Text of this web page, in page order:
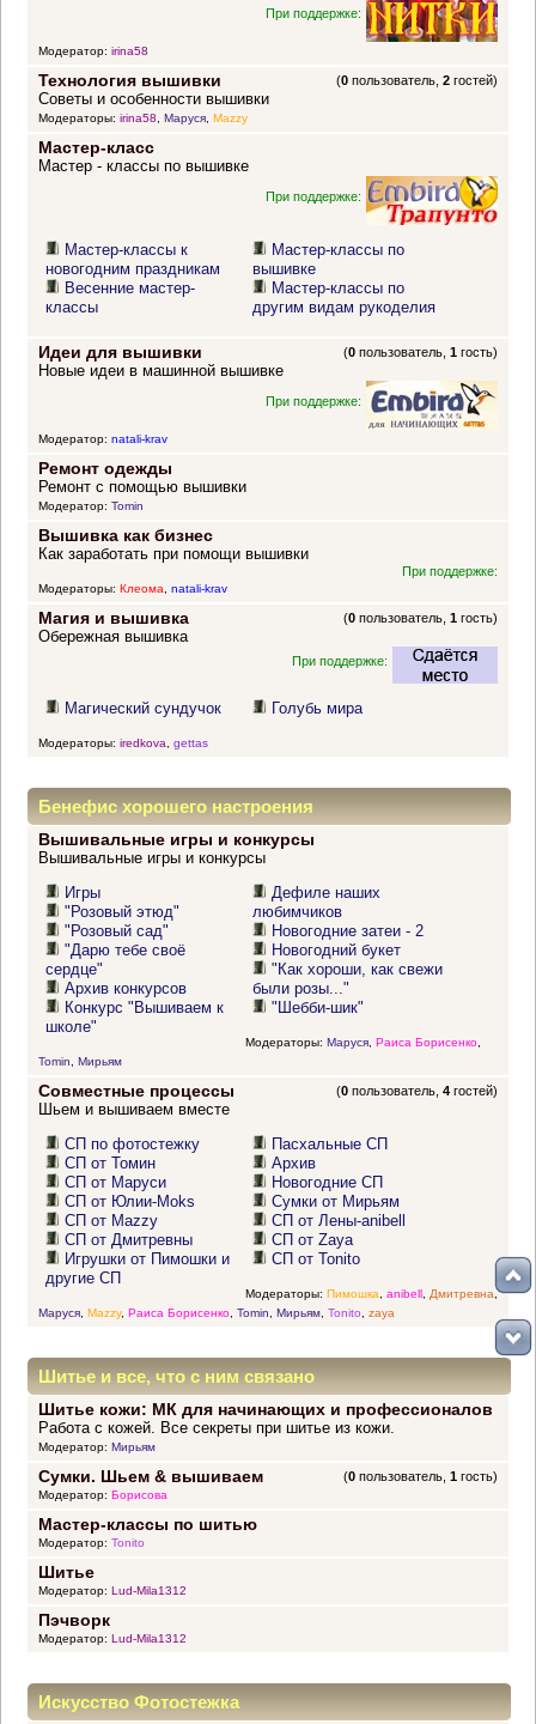
При поддержке:
Модератор: irina58
Технология вышивки (0 пользователь,2 гостей)
Советы и особенности вышивки
Модераторы: irina58, Маруся, Mazzy
Мастер-класс
Мастер - классы по вышивке
При поддержке:
Мастер-классы к
новогодним праздникам
Весенние мастер-
классы
Мастер-классы по
вышивке
Мастер-классы по
другим видам рукоделия
Идеи для вышивки (0 пользователь,1 гость)
Новые идеи в машинной вышивке
При поддержке:
Модератор: natali-krav
Ремонт одежды
Ремонт с помощью вышивки
Модератор: Tomin
Вышивка как бизнес
Как заработать при помощи вышивки
При поддержке:
Модераторы: Клеома, natali-krav
Магия и вышивка (0 пользователь,1 гость)
Обережная вышивка
При поддержке:
Магический сундучок Голубь мира
Модераторы: iredkova gettas
Бенефис хорошего настроения
Вышивальные игры и конкурсы
Вышивальные игры и конкурсы
Игры
"Розовый этюд"
"Розовый сад"
"Дарю тебе своё
сердце"
Архив конкурсов
Конкурс "Вышиваем к
школе"
Дефиле наших
любимчиков
Новогодние затеи - 2
Новогодний букет
"Как хороши, как свежи
были розы..."
"Шебби-шик"
Модераторы: Маруся, Раиса Борисенко,
Tomin
Мирьям
Совместные процессы (0 пользователь,4 гостей)
Шьем и вышиваем вместе
СП по фотостежку
СП от Томин
СП от Маруси
СП от Юлии-Moks
СП от Mazzy
СП от Дмитревны
Игрушки от Пимошки и
другие СП
Пасхальные СП
Архив
Новогодние СП
Сумки от Мирьям
СП от Лены-anibell
СП от Zaya
СП от Tonito
Модераторы: Пимошка anibell, Дмитревна,
Маруся, Mazzy, Раиса Борисенко, Tomin Мирьям, Tonito zaya
Шитье и все, что с ним связано
Шитье кожи: МК для начинающих и профессионалов
Работа с кожей. Все секреты при шитье из кожи.
Модератор: Мирьям
Сумки. Шьем & вышиваем (0 пользователь,1 гость)
Модератор: Борисова
Мастер-классы по шитью
Модератор: Tonito
Шитье
Модератор: Lud-Mila1312
Пэчворк
Модератор: Lud-Mila1312
Искусство Фотостежка